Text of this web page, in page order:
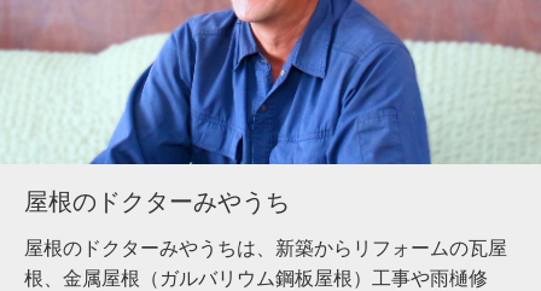
屋根のドクターみやうち
屋根のドクターみやうちは、新築からリフォームの瓦屋
根、金属屋根（ガルバリウム鋼板屋根）工事や雨樋修